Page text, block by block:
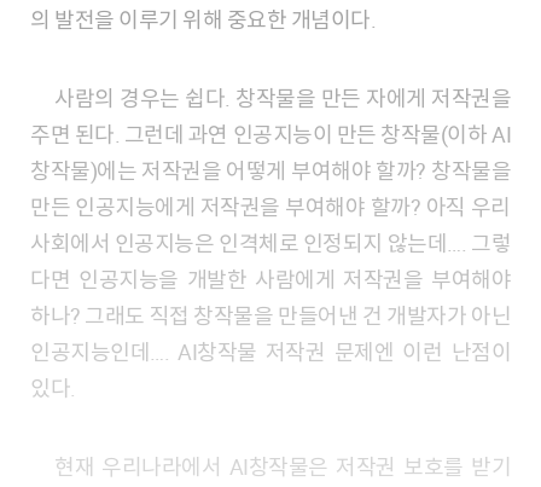
의 발전을 이루기 위해 중요한 개념이다.
사람의 경우는 쉽다. 창작물을 만든 자에게 저작권을
주면 된다. 그런데 과연 인공지능이 만든 창작물(이하 AI
창작물)에는 저작권을 어떻게 부여해야 할까? 창작물을
만든 인공지능에게 저작권을 부여해야 할까? 아직 우리
사회에서 인공지능은 인격체로 인정되지 않는데…. 그렇
다면 인공지능을 개발한 사람에게 저작권을 부여해야
하나? 그래도 직접 창작물을 만들어낸 건 개발자가 아닌
인공지능인데…. AI창작물 저작권 문제엔 이런 난점이
있다.
현재 우리나라에서 AI창작물은 저작권 보호를 받기